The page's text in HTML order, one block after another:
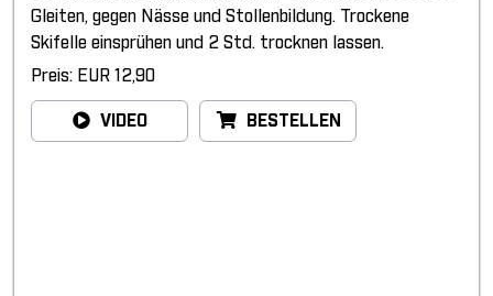
Gleiten, gegen Nässe und Stollenbildung. Trockene
Skifelle einsprühen und 2 Std. trocknen lassen.
Preis: EUR 12,90
VIDEO BESTELLEN